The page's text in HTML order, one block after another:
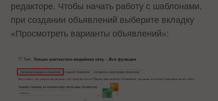
редакторе. Чтобы начать работу с шаблонами,
при создании объявлений выберите вкладку
«Просмотреть варианты объявлений»: